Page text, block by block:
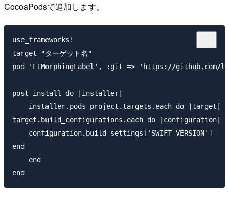
CocoaPodsで追加します。
use_frameworks!
target "ターゲット名"
pod 'LTMorphingLabel', :git => 'https://github.com/
post_install do |installer|
    installer.pods_project.targets.each do |target|
target.build_configurations.each do |configuration|
configuration.build_settings['SWIFT_VERSION'] =
end
    end